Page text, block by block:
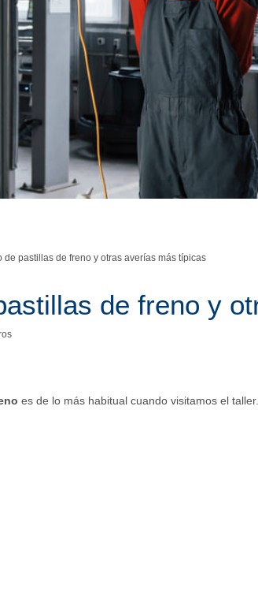
de pastillas de freno y otras averías más típicas
de freno y
es de lo más habitual cuando visitamos el